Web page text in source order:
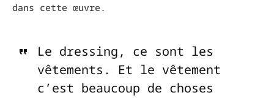
dans cette œuvre.
Le dressing, ce sont les
vêtements. Et le vêtement
c’est beaucoup de choses